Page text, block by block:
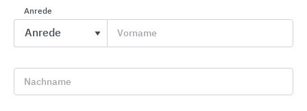
Fassade: Vormauerziegel und Klinker
Anrede
Vorname
Nachname